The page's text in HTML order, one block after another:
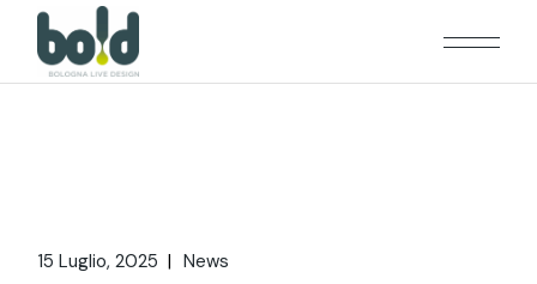
15 Luglio, 2025 News